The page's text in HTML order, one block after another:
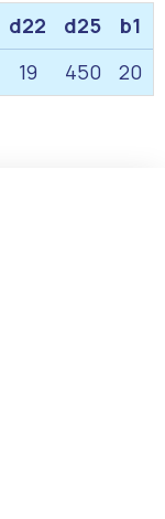
d22 d25 b1
19 450 20